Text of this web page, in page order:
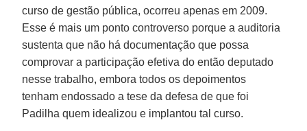
curso de gestão pública, ocorreu apenas em 2009.
Esse é mais um ponto controverso porque a auditoria
sustenta que não há documentação que possa
comprovar a participação efetiva do então deputado
nesse trabalho, embora todos os depoimentos
tenham endossado a tese da defesa de que foi
Padilha quem idealizou e implantou tal curso.